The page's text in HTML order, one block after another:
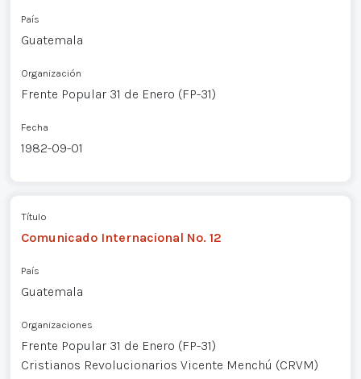
País
Guatemala
Organización
Frente Popular 31 de Enero (FP-31)
Fecha
1982-09-01
Título
Comunicado Internacional No. 12
País
Guatemala
Organizaciones
Frente Popular 31 de Enero (FP-31)
Cristianos Revolucionarios Vicente Menchú (CRVM)